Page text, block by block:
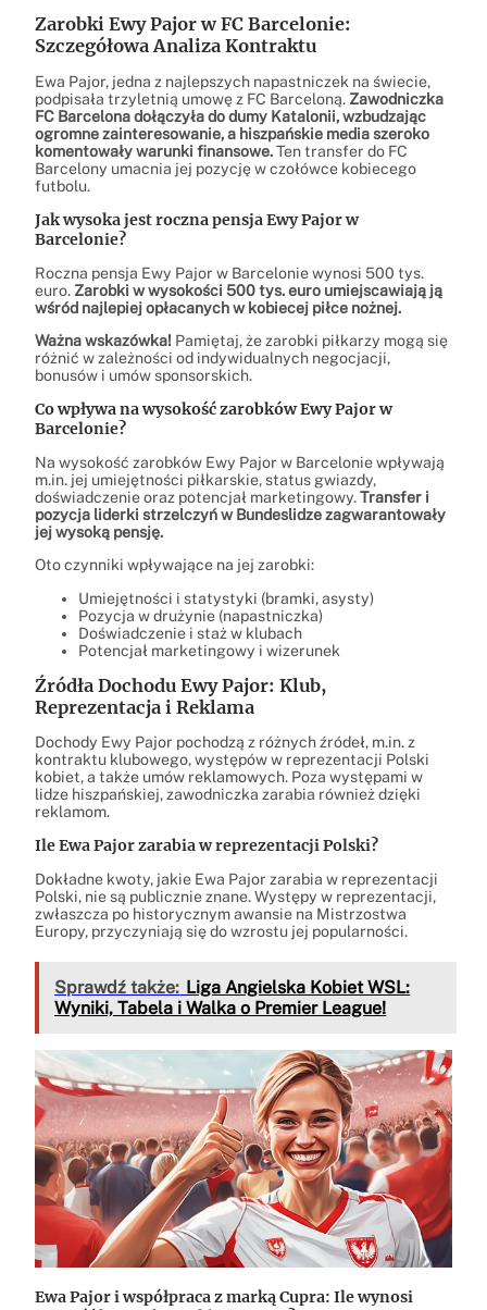
Zarobki Ewy Pajor w FC Barcelonie:
Szczegółowa Analiza Kontraktu
Ewa Pajor, jedna z najlepszych napastniczek na świecie,
podpisała trzyletnią umowę z FC Barceloną. Zawodniczka
FC Barcelona dołączyła do dumy Katalonii, wzbudzając
ogromne zainteresowanie, a hiszpańskie media szeroko
komentowały warunki finansowe.Ten transfer do FC
Barcelony umacnia jej pozycję w czołówce kobiecego
futbolu.
Jak wysoka jest roczna pensja Ewy Pajor w
Barcelonie?
Roczna pensja Ewy Pajor w Barcelonie wynosi 500 tys.
euro. Zarobki w wysokości 500 tys. euro umiejscawiają ją
wśród najlepiej opłacanych w kobiecej piłce nożnej.
Ważna wskazówka! Pamiętaj, że zarobki piłkarzy mogą się
różnić w zależności od indywidualnych negocjacji,
bonusów i umów sponsorskich.
Co wpływa na wysokość zarobków Ewy Pajor w
Barcelonie?
Na wysokość zarobków Ewy Pajor w Barcelonie wpływają
m.in. jej umiejętności piłkarskie, status gwiazdy,
doświadczenie oraz potencjał marketingowy.Transfer i
pozycja liderki strzelczyń w Bundeslidze zagwarantowały
jej wysoką pensję.
Oto czynniki wpływające na jej zarobki:
Umiejętności i statystyki (bramki, asysty)
Pozycja w drużynie (napastniczka)
Doświadczenie i staż w klubach
Potencjał marketingowy i wizerunek
Źródła Dochodu Ewy Pajor: Klub,
Reprezentacja i Reklama
Dochody Ewy Pajor pochodzą z różnych źródeł, m.in. z
kontraktu klubowego, występów w reprezentacji Polski
kobiet, a także umów reklamowych. Poza występami w
lidze hiszpańskiej, zawodniczka zarabia również dzięki
reklamom.
Ile Ewa Pajor zarabia w reprezentacji Polski?
Dokładne kwoty, jakie Ewa Pajor zarabia w reprezentacji
Polski, nie są publicznie znane. Występy w reprezentacji,
zwłaszcza po historycznym awansie na Mistrzostwa
Europy, przyczyniają się do wzrostu jej popularności.
Sprawdź także: Liga Angielska Kobiet WSL:
Wyniki, Tabela i Walka o Premier League!
Ewa Pajor i współpraca z marką Cupra: Ile wynosi